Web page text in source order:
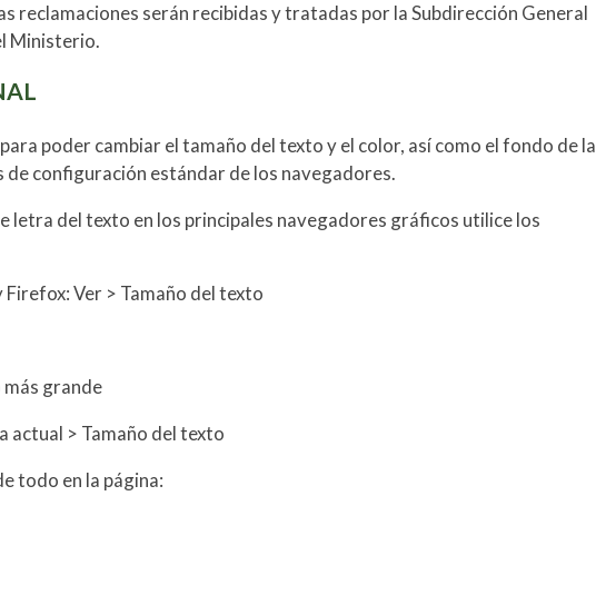
reclamaciones serán recibidas y tratadas por la Subdirección General
Ministerio.
poder cambiar el tamaño del texto y el color, así como el fondo de la
de configuración estándar de los navegadores.
letra del texto en los principales navegadores gráficos utilice los
Ver > Tamaño del texto
grande
actual > Tamaño del texto
todo en la página: